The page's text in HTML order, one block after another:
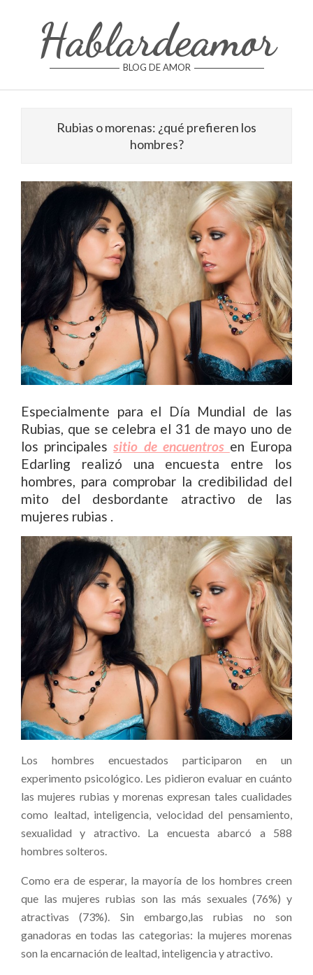
Hablardeamor
BLOG DE AMOR
Rubias o morenas: ¿qué prefieren los
hombres?
Especialmente para el Día Mundial de las
Rubias, que se celebra el 31 de mayo uno de
los principalessitio de encuentros en Europa
Edarling realizó una encuesta entre los
hombres, para comprobar la credibilidad del
mito del desbordante atractivo de las
mujeres rubias .
Los hombres encuestados participaron en un
experimento psicológico. Les pidieron evaluar en cuánto
las mujeres rubias y morenas expresan tales cualidades
como lealtad, inteligencia, velocidad del pensamiento,
sexualidad y atractivo. La encuesta abarcó a 588
hombres solteros.
Como era de esperar, la mayoría de los hombres creen
que las mujeres rubias son las más sexuales (76%) y
atractivas (73%). Sin embargo,las rubias no son
ganadoras en todas las categorias: la mujeres morenas
son la encarnación de lealtad, inteligencia y atractivo.